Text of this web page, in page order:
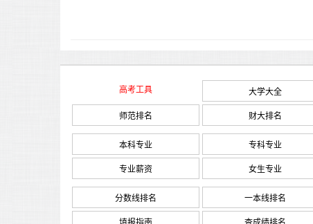
高考工具 大学大全
师范排名 财大排名
本科专业 专科专业
专业薪资 女生专业
分数线排名 一本线排名
填报指南 查成绩排名